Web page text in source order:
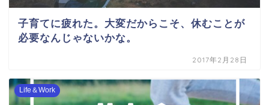
子育てに疲れた。大変だからこそ、休むことが
必要なんじゃないかな。
2017年2月28日
Life＆Work